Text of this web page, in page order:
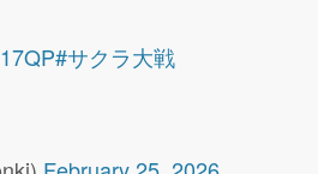
#サクラ大戦